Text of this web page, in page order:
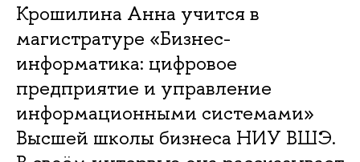
Крошилина Анна учится в
магистратуре «Бизнес-
информатика: цифровое
предприятие и управление
информационными системами»
Высшей школы бизнеса НИУ ВШЭ.